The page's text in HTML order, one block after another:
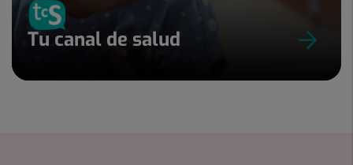
Tu canal de salud